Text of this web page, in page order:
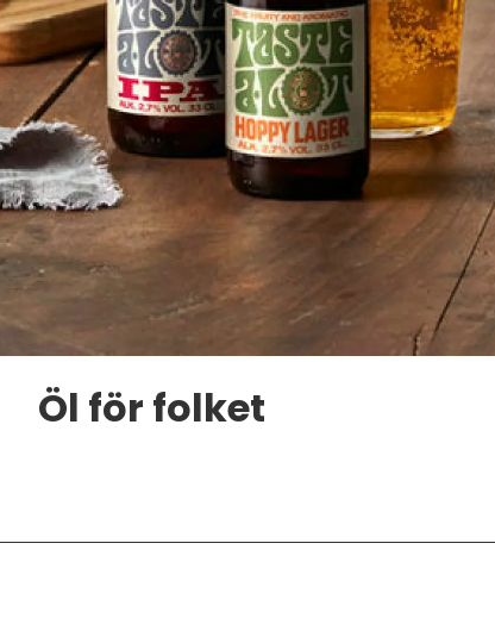
Öl för folket